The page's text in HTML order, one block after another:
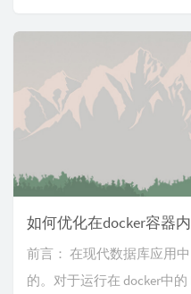
如何优化在docker容器
前言： 在现代数据库应用
的。对于运行在 docker中